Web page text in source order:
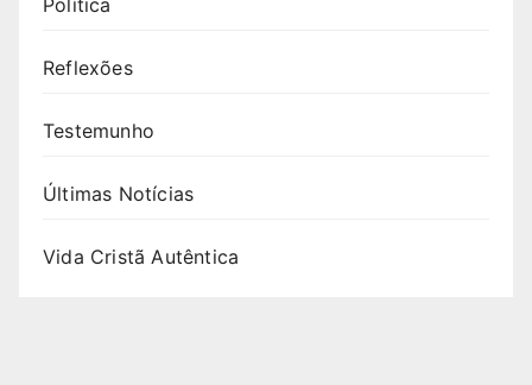
Reflexões
Testemunho
Últimas Notícias
Vida Cristã Autêntica